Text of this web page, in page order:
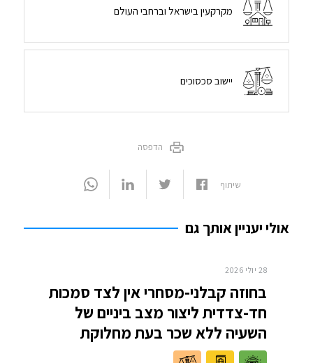
מקרקעין בישראל וברחבי העולם
יישוב סכסוכים
הדפסה
שיתוף
אולי יעניין אותך גם
28 יולי 2026
בחוזה קבלני-מסחרי אין לצד סמכות
חד-צדדית ליצור מצב ביניים של
השעיה ללא שכר בעת מחלוקת